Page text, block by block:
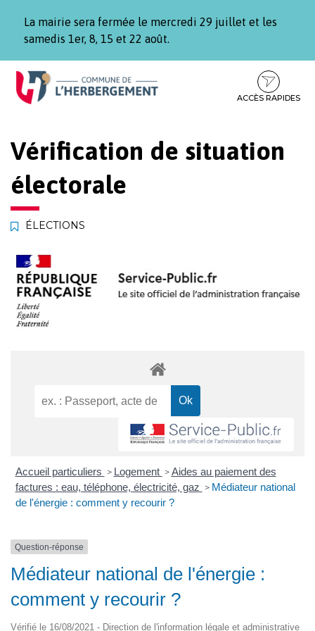
La mairie sera fermée le mercredi 29 juillet et les
samedis 1er, 8, 15 et 22 août.
Aller
Aller
contenu
Aller
pied
ACCÈS RAPIDES
Vérification de situation
électorale
ÉLECTIONS
Accueil particuliers > Logement > Aides au paiement des
factures : eau, téléphone, électricité, gaz > Médiateur national
de l'énergie : comment y recourir ?
Question-réponse
Médiateur national de l'énergie :
comment y recourir ?
Vérifié le 16/08/2021 - Direction de l'information légale et administrative